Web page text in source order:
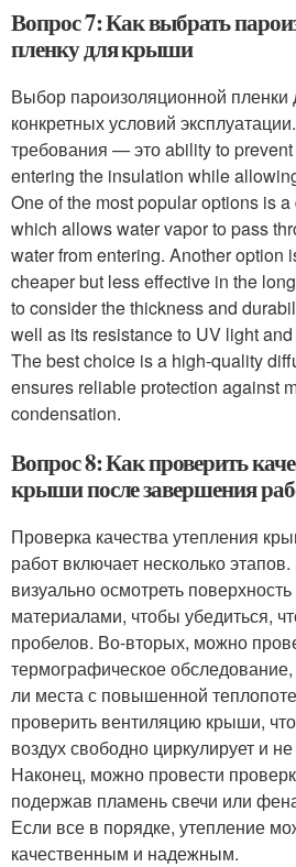
Вопрос 7: Как выбрать
пленку для крыши
Выбор пароизоляционной пленки
конкретных условий
требования — это ability to
entering the insulation while
One of the most popular options is
which allows water vapor to pass
water from entering. Another option
cheaper but less effective in the
to consider the thickness and
well as its resistance to UV light
The best choice is a high-quality
ensures reliable protection against
condensation.
Вопрос 8: Как проверить
крыши после завершения
Проверка качества утепления
работ включает несколько
визуально осмотреть
материалами, чтобы убедиться,
пробелов. Во-вторых, можно
термографическое обследование,
ли места с повышенной
проверить вентиляцию крыши,
воздух свободно циркулирует и
Наконец, можно провести
подержав пламень свечи или
Если все в порядке, утепление
качественным и надежным.